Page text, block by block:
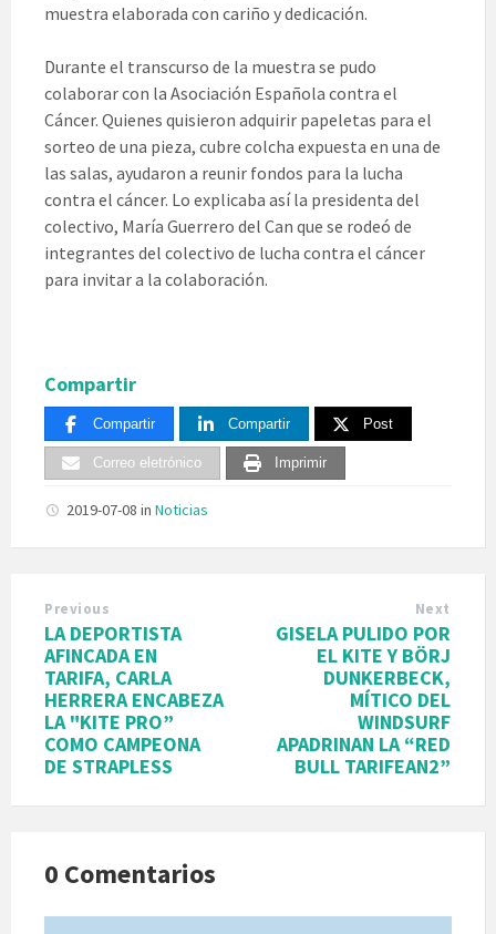
muestra elaborada con cariño y dedicación.
Durante el transcurso de la muestra se pudo
colaborar con la Asociación Española contra el
Cáncer. Quienes quisieron adquirir papeletas para el
sorteo de una pieza, cubre colcha expuesta en una de
las salas, ayudaron a reunir fondos para la lucha
contra el cáncer. Lo explicaba así la presidenta del
colectivo, María Guerrero del Can que se rodeó de
integrantes del colectivo de lucha contra el cáncer
para invitar a la colaboración.
Compartir
Compartir Compartir Post
Correo eletrónico Imprimir
2019-07-08 in Noticias
Previous
LA DEPORTISTA
AFINCADA EN
TARIFA, CARLA
HERRERA ENCABEZA
LA "KITE PRO”
COMO CAMPEONA
DE STRAPLESS
Next
GISELA PULIDO POR
EL KITE Y BÖRJ
DUNKERBECK,
MÍTICO DEL
WINDSURF
APADRINAN LA “RED
BULL TARIFEAN2”
0 Comentarios